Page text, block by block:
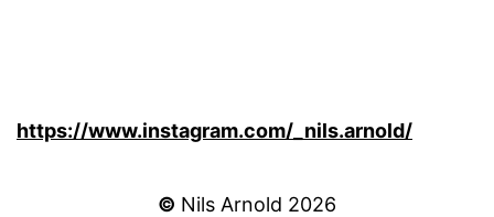
https://www.instagram.com/_nils.arnold/
© Nils Arnold 2026